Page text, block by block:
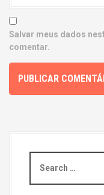
Salvar meus dados
comentar.
a